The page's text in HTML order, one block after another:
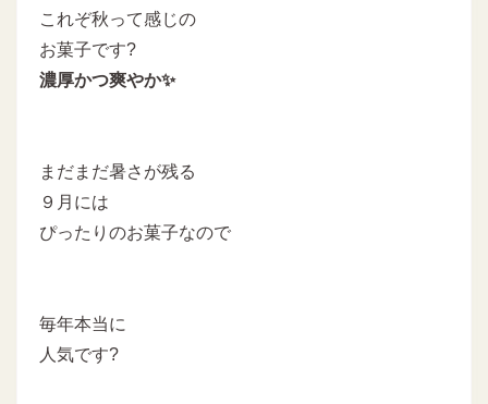
これぞ秋って感じの
お菓子です?
濃厚かつ爽やか✨
まだまだ暑さが残る
９月には
ぴったりのお菓子なので
毎年本当に
人気です?